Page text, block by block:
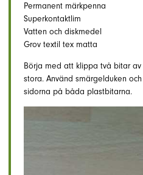
Permanent märkpenna
Superkontaktlim
Vatten och diskmedel
Grov textil tex matta
Börja med att klippa två bitar
stora. Använd smärgelduken
sidorna på båda plastbitarna.